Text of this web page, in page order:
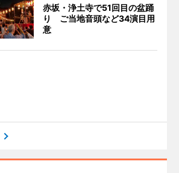
赤坂・浄土寺で51回目の盆踊
り ご当地音頭など34演目用
意